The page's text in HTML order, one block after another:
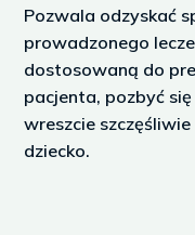
Pozwala odzyskać
prowadzonego
dostosowaną do
pacjenta, pozbyć
wreszcie
dziecko.